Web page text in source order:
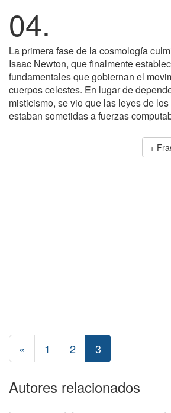
04.
La primera fase de la cosmología
Isaac Newton, que finalmente
fundamentales que gobiernan el
cuerpos celestes. En lugar de
misticismo, se vio que las leyes de
estaban sometidas a fuerzas
+
« 1 2 3
Autores relacionados